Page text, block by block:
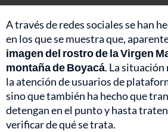
A través de redes sociales se han
en los que se muestra que,
imagen del rostro de la Virgen
montaña de Boyacá. La situación
la atención de usuarios de
sino que también ha hecho que
detengan en el punto y hasta
verificar de qué se trata.